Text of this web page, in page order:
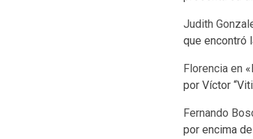
Judith
que encontró
Florencia en
por Víctor
Fernando
por encima